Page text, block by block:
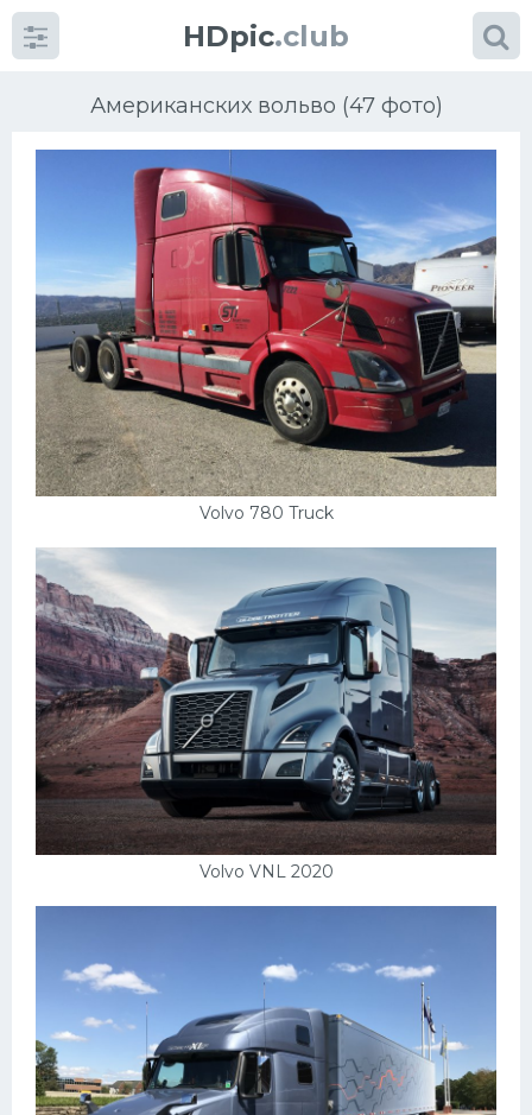
HDpic.club
Американских вольво (47 фото)
Volvo 780 Truck
Volvo VNL 2020
Категории
Разное
Автомобили
Красивые фото машин
УРАЛ
Пежо
Ауди
Гараж
Русские авто
Вольво
БМВ
МАЗ
Дэу
Скания